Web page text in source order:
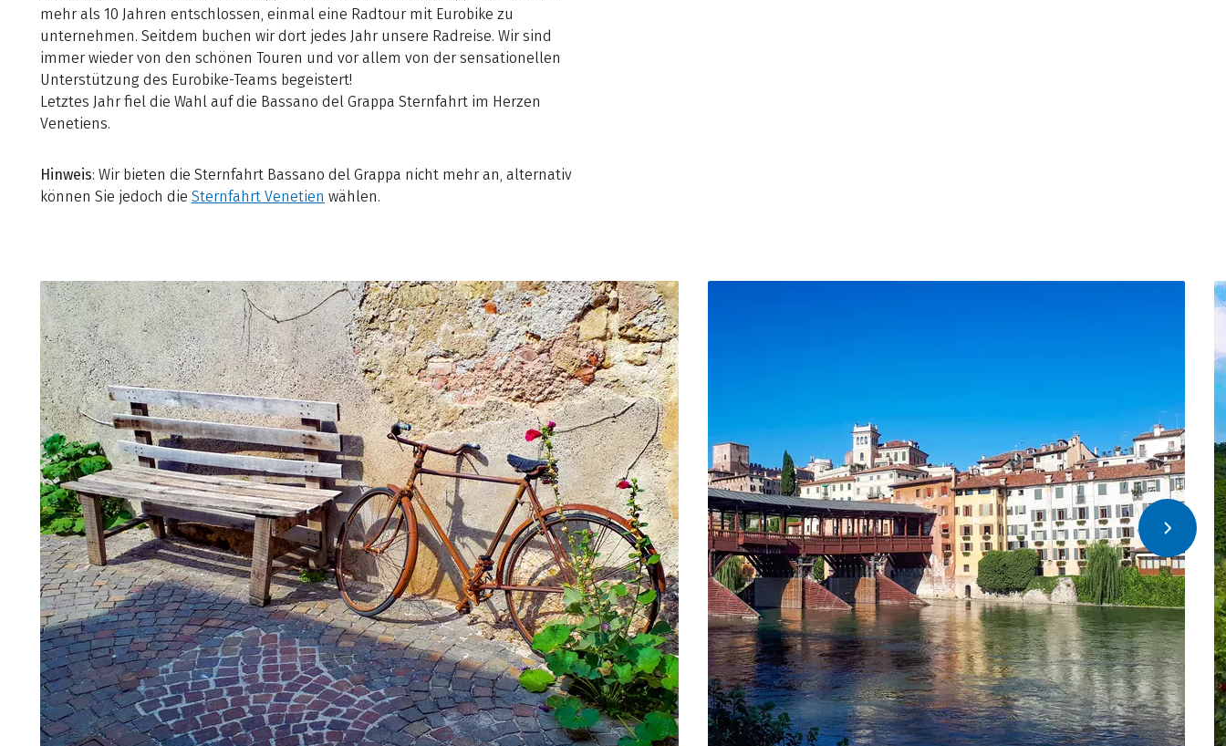
mehr als 10 Jahren entschlossen, einmal eine Radtour mit Eurobike zu
unternehmen. Seitdem buchen wir dort jedes Jahr unsere Radreise. Wir sind
immer wieder von den schönen Touren und vor allem von der sensationellen
Unterstützung des Eurobike-Teams begeistert!
Letztes Jahr fiel die Wahl auf die Bassano del Grappa Sternfahrt im Herzen
Venetiens.
Hinweis: Wir bieten die Sternfahrt Bassano del Grappa nicht mehr an, alternativ
können Sie jedoch die Sternfahrt Venetien wählen.